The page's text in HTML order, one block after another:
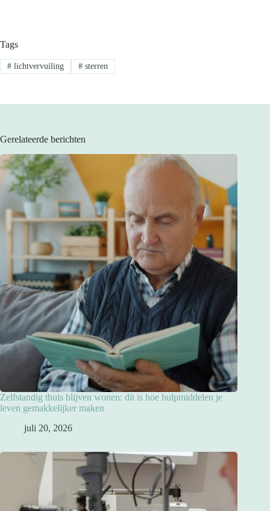
Tags
#lichtvervuiling #sterren
Gerelateerde berichten
Zelfstandig thuis blijven wonen: dit is hoe hulpmiddelen je
leven gemakkelijker maken
juli 20, 2026